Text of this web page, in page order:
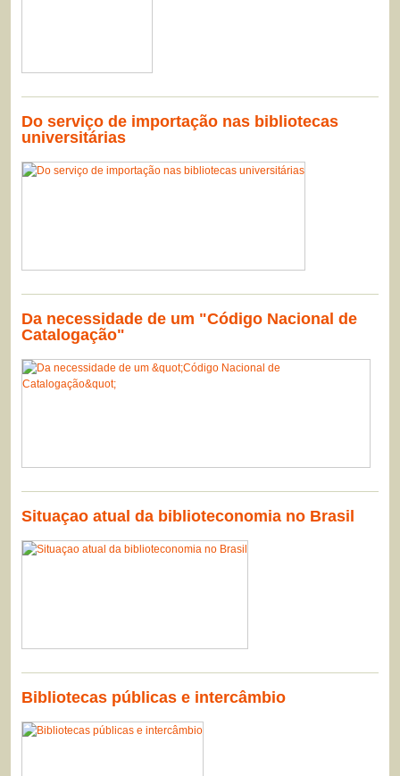
Do serviço de importação nas bibliotecas
universitárias
Da necessidade de um "Código Nacional de
Catalogação"
Situaçao atual da biblioteconomia no Brasil
Bibliotecas públicas e intercâmbio